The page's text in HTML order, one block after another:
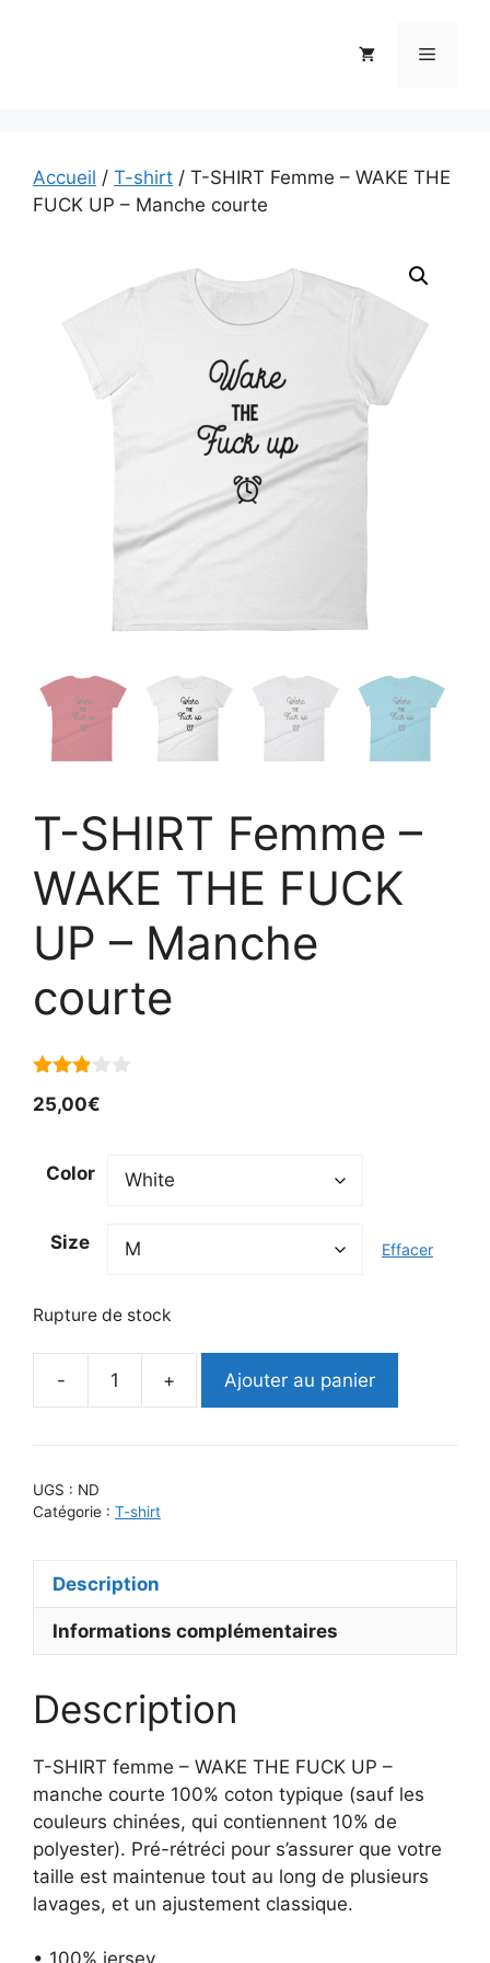
Menu
Accueil / T-shirt / T-SHIRT Femme – WAKE THE
FUCK UP – Manche courte
T-SHIRT Femme –
WAKE THE FUCK
UP – Manche
courte
sur 5
25,00€
Color
Size Effacer
Rupture de stock
-
quantité
T-
FUCK
UP
courte
+ Ajouter au panier
UGS : ND
Catégorie : T-shirt
Description
Informations complémentaires
Description
T-SHIRT femme – WAKE THE FUCK UP –
manche courte 100% coton typique (sauf les
couleurs chinées, qui contiennent 10% de
polyester). Pré-rétréci pour s’assurer que votre
taille est maintenue tout au long de plusieurs
lavages, et un ajustement classique.